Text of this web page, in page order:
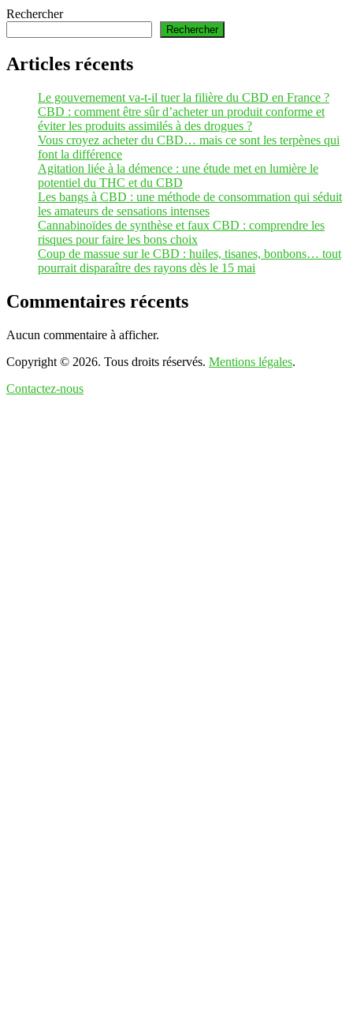
Rechercher
Rechercher
Articles récents
Le gouvernement va-t-il tuer la filière du CBD en France ?
CBD : comment être sûr d’acheter un produit conforme et
éviter les produits assimilés à des drogues ?
Vous croyez acheter du CBD… mais ce sont les terpènes qui
font la différence
Agitation liée à la démence : une étude met en lumière le
potentiel du THC et du CBD
Les bangs à CBD : une méthode de consommation qui séduit
les amateurs de sensations intenses
Cannabinoïdes de synthèse et faux CBD : comprendre les
risques pour faire les bons choix
Coup de massue sur le CBD : huiles, tisanes, bonbons… tout
pourrait disparaître des rayons dès le 15 mai
Commentaires récents
Aucun commentaire à afficher.
Copyright © 2026. Tous droits réservés. Mentions légales.
Contactez-nous